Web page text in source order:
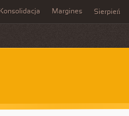
Konsolidacja Margines Sierpień